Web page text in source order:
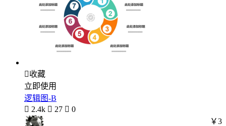
收藏
立即使用
逻辑图-B
 2.4k  27  0
￥3